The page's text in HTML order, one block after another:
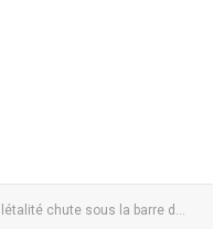
17 %, le gouvernement salue l’efficacité de la riposte